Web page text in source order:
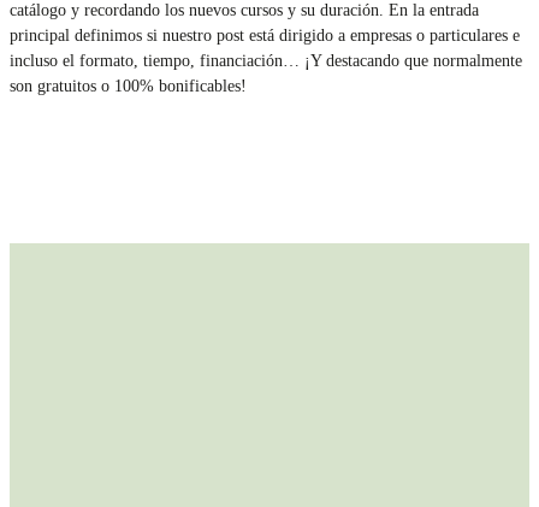
catálogo y recordando los nuevos cursos y su duración. En la entrada
principal definimos si nuestro post está dirigido a empresas o particulares e
incluso el formato, tiempo, financiación… ¡Y destacando que normalmente
son gratuitos o 100% bonificables!